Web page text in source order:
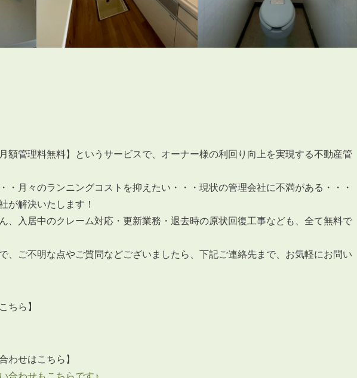
額管理料無料】というサービスで、オーナー様の利回り向上を実現する不動産管
・月々のランニングコストを抑えたい・・・現状の管理会社に不満がある・・・
が解決いたします！
、入居中のクレーム対応・更新業務・退去時の原状回復工事なども、全て無料で
、ご不明な点やご質問などございましたら、下記ご連絡先まで、お気軽にお問い
ちら】
わせはこちら】